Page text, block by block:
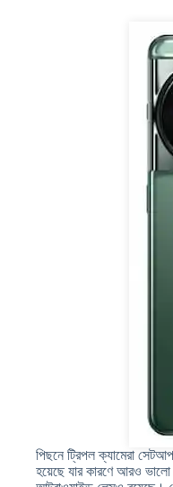
পিছনে ট্রিপল ক্যামেরা
হয়েছে যার কারণে আরও ভালো